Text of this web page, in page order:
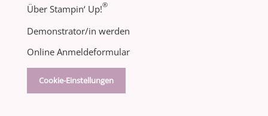
Über Stampin‘ Up!®
Demonstrator/in werden
Online Anmeldeformular
Cookie-Einstellungen